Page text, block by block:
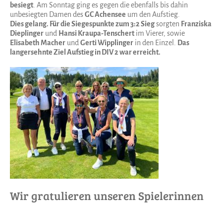
besiegt. Am Sonntag ging es gegen die ebenfalls bis dahin
unbesiegten Damen desGC Achensee um den Aufstieg.
Dies gelang. Für die Siegespunkte zum 3:2 Siegsorgten Franziska
Dieplinger und Hansi Kraupa-Tenschertim Vierer, sowie
Elisabeth Macher und Gerti Wipplinger in den Einzel.
Das
langersehnte Ziel Aufstieg in DIV 2 war erreicht.
Wir gratulieren unseren Spielerinnen